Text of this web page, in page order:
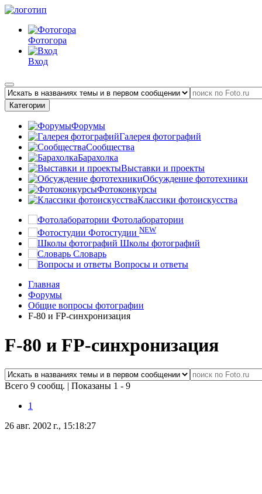
Фотогора
Вход
Категории
Форумы
Галерея фотографий
Сообщества
Барахолка
Выставки и проекты
Обсуждение фототехники
Фотоконкурсы
Классики фотоискусства
Фотолаборатории
Фотостудии NEW
Школы фотографий
Словарь
Вопросы и ответы
Главная
Форумы
Общие вопросы фотографии
F-80 и FP-синхронизация
F-80 и FP-синхронизация
Всего 9 сообщ. | Показаны 1 - 9
1
26 авг. 2002 г., 15:18:27